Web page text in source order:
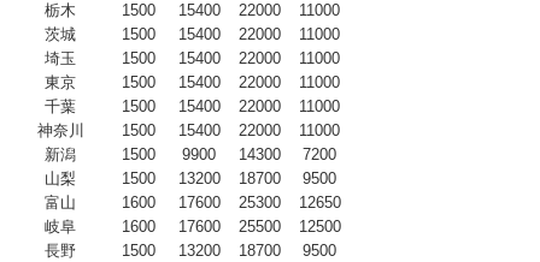
栃木
1500 15400 22000
11000
茨城
1500 15400 22000
11000
埼玉
1500 15400 22000
11000
東京
1500 15400 22000
11000
千葉
1500 15400 22000
11000
神奈川
1500 15400 22000
11000
新潟
1500 9900 14300
7200
山梨
1500 13200 18700
9500
富山
1600 17600 25300
12650
岐阜
1600 17600 25500
12500
長野
1500 13200 18700
9500